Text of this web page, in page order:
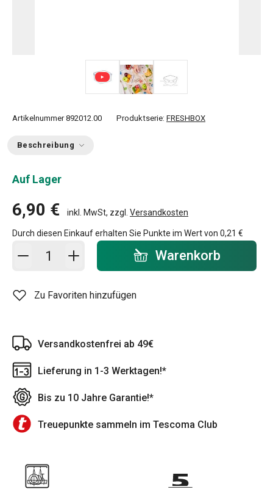
Artikelnummer 892012.00 Produktserie: FRESHBOX
Beschreibung
Auf Lager
6,90 € inkl. MwSt, zzgl. Versandkosten
Durch diesen Einkauf erhalten Sie Punkte im Wert von 0,21 €
In den Warenkorb - Menge Warenkorb
Zu Favoriten hinzufügen
Versandkostenfrei ab 49€
Lieferung in 1-3 Werktagen!*
Bis zu 10 Jahre Garantie!*
Treuepunkte sammeln im Tescoma Club